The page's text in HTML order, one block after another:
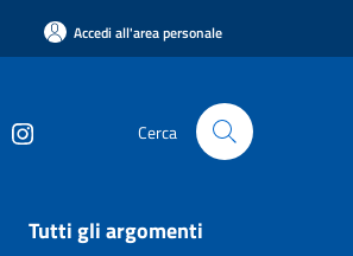
Accedi all'area personale
Cerca
Tutti gli argomenti